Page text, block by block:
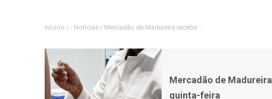
Inícioo / - Notícias / Mercadão de Madureira recebe ponto de vacinação
Mercadão de
quinta-feira